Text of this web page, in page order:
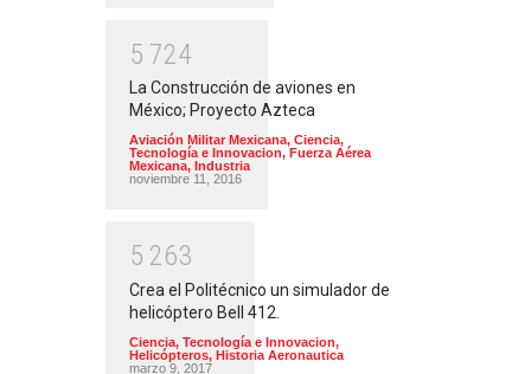
5 724
La Construcción de aviones en
México; Proyecto Azteca
Aviación Militar Mexicana, Ciencia,
Tecnología e Innovacion, Fuerza Aérea
Mexicana, Industria
noviembre 11, 2016
5 263
Crea el Politécnico un simulador de
helicóptero Bell 412.
Ciencia, Tecnología e Innovacion,
Helicópteros, Historia Aeronautica
marzo 9, 2017